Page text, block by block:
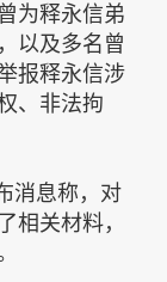
为释永信弟
以及多名曾
报释永信涉
、非法拘
消息称，对
相关材料，